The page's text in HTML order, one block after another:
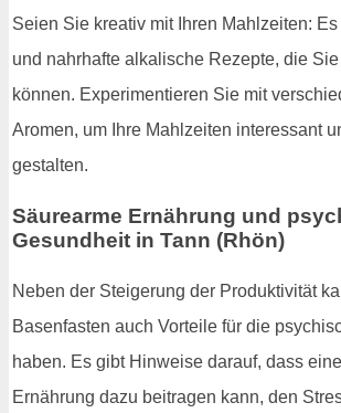
Seien Sie kreativ mit Ihren Mahlzeiten:
und nahrhafte alkalische Rezepte, die
können. Experimentieren Sie mit
Aromen, um Ihre Mahlzeiten interessant
gestalten.
Säurearme Ernährung und
Gesundheit in Tann (Rhön)
Neben der Steigerung der Produktivität
Basenfasten auch Vorteile für die
haben. Es gibt Hinweise darauf, dass
Ernährung dazu beitragen kann, den